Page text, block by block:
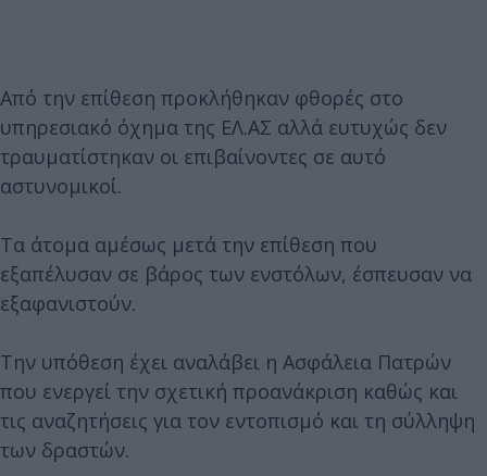
Από την επίθεση προκλήθηκαν φθορές στο
υπηρεσιακό όχημα της ΕΛ.ΑΣ αλλά ευτυχώς δεν
τραυματίστηκαν οι επιβαίνοντες σε αυτό
αστυνομικοί.
Τα άτομα αμέσως μετά την επίθεση που
εξαπέλυσαν σε βάρος των ενστόλων, έσπευσαν να
εξαφανιστούν.
Την υπόθεση έχει αναλάβει η Ασφάλεια Πατρών
που ενεργεί την σχετική προανάκριση καθώς και
τις αναζητήσεις για τον εντοπισμό και τη σύλληψη
των δραστών.